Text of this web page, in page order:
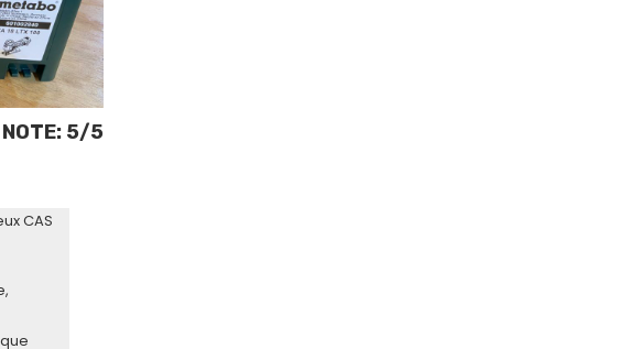
NOTE: 5/5
CAS